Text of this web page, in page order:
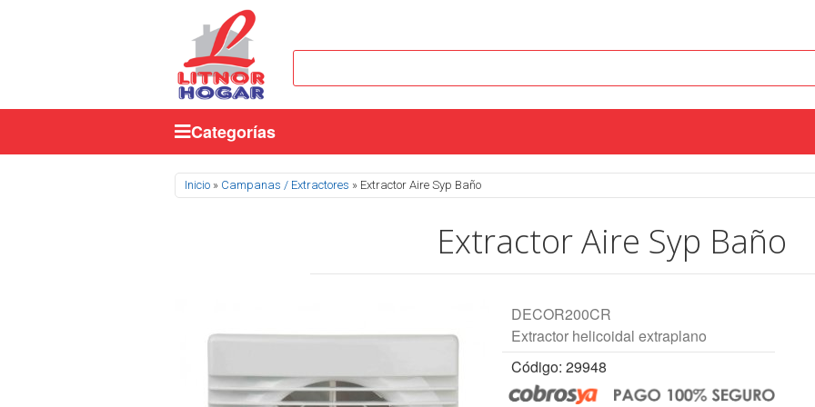
Categorías
Se encuentra usted aquí
Inicio » Campanas / Extractores » Extractor Aire Syp Baño
Extractor Aire Syp Baño
DECOR200CR
Extractor helicoidal extraplano
Código: 29948